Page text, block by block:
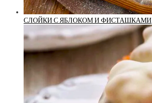
СЛОЙКИ С ЯБЛОКОМ И ФИСТАШКАМИ